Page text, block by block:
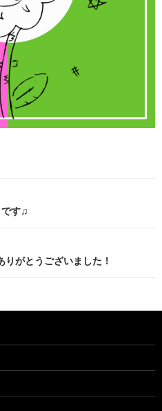
す♫
がとうございました！